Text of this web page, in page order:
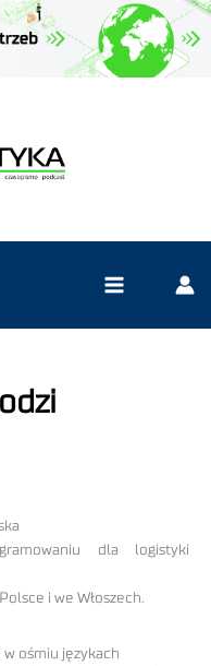
dla logistyki
i we Włoszech.
ośmiu językach